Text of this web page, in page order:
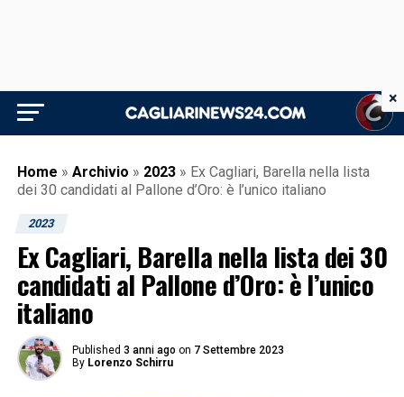
Home » Archivio » 2023 » Ex Cagliari, Barella nella lista
dei 30 candidati al Pallone d’Oro: è l’unico italiano
2023
Ex Cagliari, Barella nella lista dei 30
candidati al Pallone d’Oro: è l’unico
italiano
Published 3 anni ago on 7 Settembre 2023
By Lorenzo Schirru
×